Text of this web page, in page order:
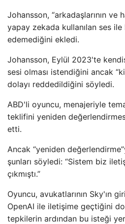
Johansson, “arkadaşlarının ve
yapay zekada kullanılan ses ile
edemediğini ekledi.
Johansson, Eylül 2023'te
sesi olması istendiğini ancak
dolayı reddedildiğini söyledi.
ABD'li oyuncu, menajeriyle
teklifini yeniden
etti.
Ancak “yeniden
şunları söyledi: “Sistem biz
çıkmıştı.”
Oyuncu, avukatlarının Sky'ın
OpenAI ile iletişime geçtiğini
tepkilerin ardından bu isteği